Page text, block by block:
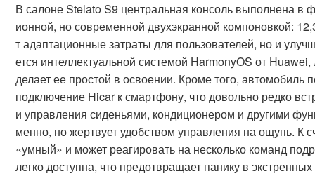
В салоне Stelato S9 центральная консоль выполнена в
ионной, но современной двухэкранной компоновкой:
т адаптационные затраты для пользователей, но и
ется интеллектуальной системой HarmonyOS от
делает ее простой в освоении. Кроме того,
подключение Hicar к смартфону, что довольно редко
и управления сиденьями, кондиционером и другими
менно, но жертвует удобством управления на ощупь. К
«умный» и может реагировать на несколько команд
легко доступна, что предотвращает панику в